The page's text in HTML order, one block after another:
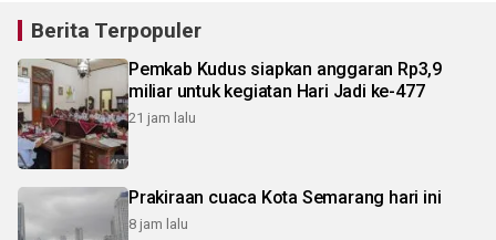
Berita Terpopuler
Pemkab Kudus siapkan anggaran Rp3,9
miliar untuk kegiatan Hari Jadi ke-477
21 jam lalu
Prakiraan cuaca Kota Semarang hari ini
8 jam lalu